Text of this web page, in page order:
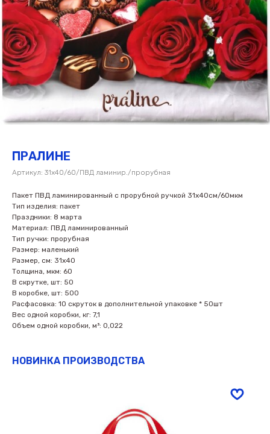
ПРАЛИНЕ
Артикул: 31х40/60/ПВД ламинир./прорубная
Пакет ПВД ламинированный с прорубной ручкой 31х40см/60мкм
Тип изделия: пакет
Праздники: 8 марта
Материал: ПВД ламинированный
Тип ручки: прорубная
Размер: маленький
Размер, см: 31х40
Толщина, мкм: 60
В скрутке, шт: 50
В коробке, шт: 500
Расфасовка: 10 скруток в дополнительной упаковке * 50шт
Вес одной коробки, кг: 7,1
Объем одной коробки, м³: 0,022
НОВИНКА ПРОИЗВОДСТВА